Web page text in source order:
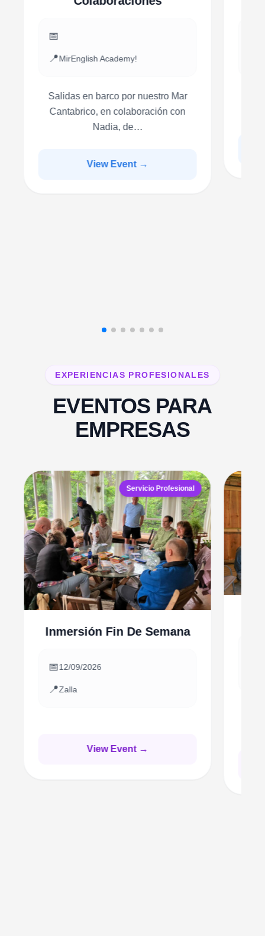
📅
📍MirEnglish Academy!
Salidas en barco por nuestro Mar
Cantabrico, en colaboración con
Nadia, de…
View Event →
EXPERIENCIAS PROFESIONALES
EVENTOS PARA
EMPRESAS
Servicio Profesional
Inmersión Fin De Semana
📅12/09/2026
📍Zalla
View Event →